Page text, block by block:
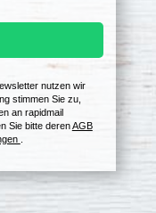
nutzen wir
stimmen Sie zu,
an rapidmail
Sie bitte derenAGB